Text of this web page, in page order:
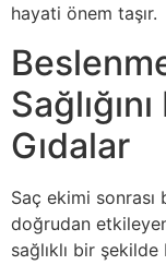
hayati önem taşır.
Gıdalar
Saç ekimi sonrası
doğrudan
sağlıklı bir